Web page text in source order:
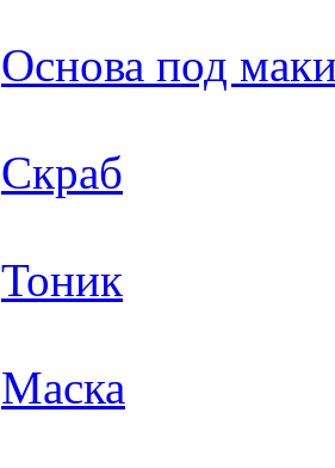
Основа под
Скраб
Тоник
Маска